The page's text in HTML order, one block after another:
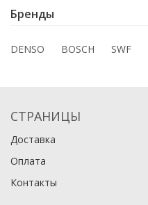
Бренды
DENSO BOSCH SWF
СТРАНИЦЫ
Доставка
Оплата
Контакты